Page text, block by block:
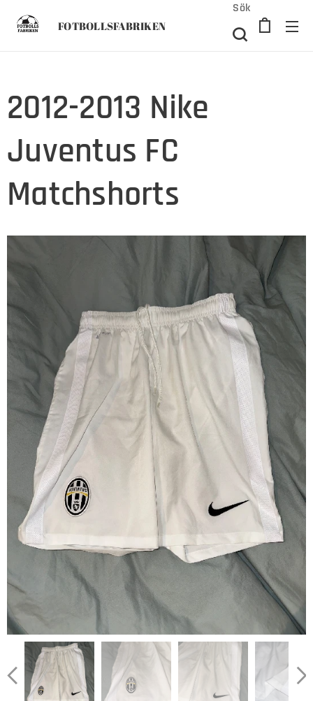
FOTBOLLSFABRIKEN
Sök
2012-2013 Nike
Juventus FC
Matchshorts